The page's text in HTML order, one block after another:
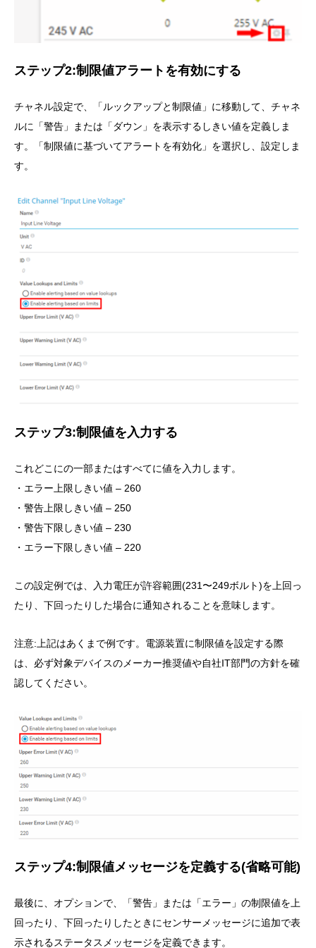
ステップ2:制限値アラートを有効にする
チャネル設定で、「ルックアップと制限値」に移動して、チャネ
ルに「警告」または「ダウン」を表示するしきい値を定義しま
す。「制限値に基づいてアラートを有効化」を選択し、設定しま
す。
ステップ3:制限値を入力する
これどこにの一部またはすべてに値を入力します。
・エラー上限しきい値 – 260
・警告上限しきい値 – 250
・警告下限しきい値 – 230
・エラー下限しきい値 – 220
この設定例では、入力電圧が許容範囲(231〜249ボルト)を上回っ
たり、下回ったりした場合に通知されることを意味します。
注意:上記はあくまで例です。電源装置に制限値を設定する際
は、必ず対象デバイスのメーカー推奨値や自社IT部門の方針を確
認してください。
ステップ4:制限値メッセージを定義する(省略可能)
最後に、オプションで、「警告」または「エラー」の制限値を上
回ったり、下回ったりしたときにセンサーメッセージに追加で表
示されるステータスメッセージを定義できます。